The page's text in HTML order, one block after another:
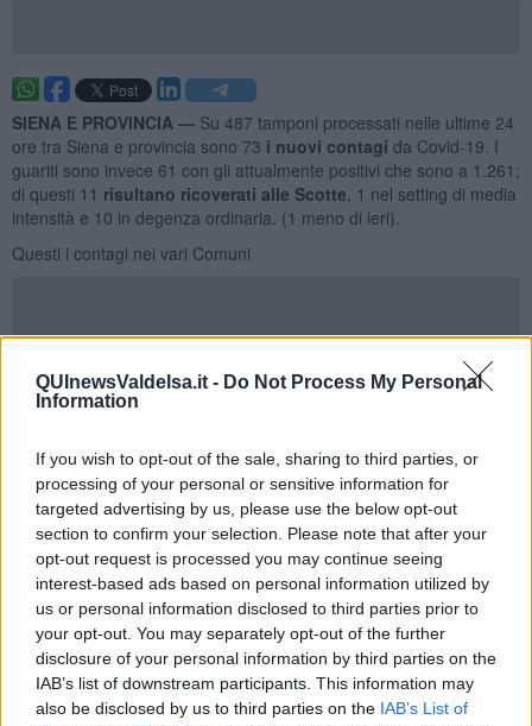
QUInewsValdelsa.it - Do Not Process My Personal
Information
If you wish to opt-out of the sale, sharing to third parties, or
processing of your personal or sensitive information for
targeted advertising by us, please use the below opt-out
section to confirm your selection. Please note that after your
opt-out request is processed you may continue seeing
interest-based ads based on personal information utilized by
us or personal information disclosed to third parties prior to
your opt-out. You may separately opt-out of the further
disclosure of your personal information by third parties on the
IAB’s list of downstream participants. This information may
also be disclosed by us to third parties on the IAB’s List of
SIENA E PROVINCIA — Su 487 tamponi processati nelle ultime 24
ore tra Siena e provincia sono 73 i nuovi contagi da Covid-19. I
guariti sono invece 61 con gli attualmente positivi che sono a 1.261;
di questi 11 risultano ricoverati alle Scotte , 1 nel setting di media
intensità e 10 in degenza ordinaria. (1 meno di ieri).
Questi i contagi nei vari Comuni
Abbadia San Salvatore
2
Casole D'Elsa
2
Castellina In Chianti
1
Castelnuovo Berardenga1
Cetona
1
Chianciano Terme
3
Chiusi
4
Colle Di Val D'Elsa
1
Montalcino
1
Montepulciano
4
Monteriggioni
3
Monteroni D'Arbia
2